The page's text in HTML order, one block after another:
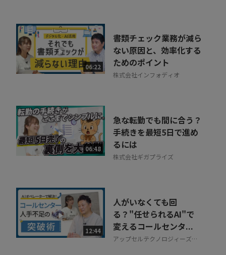
06:22
書類チェック業務が減ら
ない原因と、効率化する
ためのポイント
株式会社インフォディオ
06:48
急な転勤でも間に合う？
手続きを最短5日で進め
るには
株式会社ギガプライズ
12:44
人がいなくても回
る？"任せられるAI"で
変えるコールセンタ...
アップセルテクノロジィーズ株